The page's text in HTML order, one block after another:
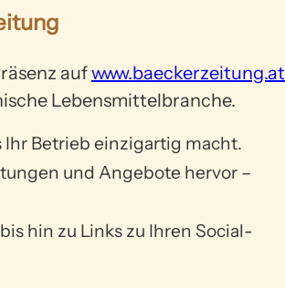
aufwww.baeckerzeitung.at
Lebensmittelbranche.
Ihr Betrieb einzigartig macht.
und Angebote hervor –
hin zu Links zu Ihren Social-